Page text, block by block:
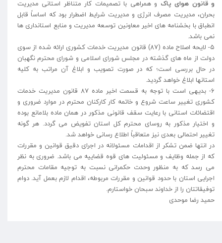
و قانون هوای پاک و همراهی با تصمیمات کار متناظر استانی مدیریت
بحران، مدیریت مصرف انرژی و مدیریت شرایط اضطرار بود که اساساً قابل
انطباق با بخشنامه های اخیر معاونین توسعه مدیریت و منابع استانداری ها
نمی باشد.
۵- لایحه اصلاح ماده (۸۷) قانون مدیریت خدمات کشوری ارائه شده از سوی
دولت از ماه های گذشته در مجلس شورای اسلامی و شورای محترم نگهبان
در حال بررسی است؛ که در صورت تصویب و ابلاغ آن مراتب به کلیه
استانها ابلاغ خواهد گردید.
۶- بدیهی است با توجه به قسمت اخیر ماده ۸۷ قانون مدیریت خدمات
کشوری تغییر ساعت شروع و خاتمه کار کارکنان محترم در موارد ضروری و
اقتضائات استانی با رعایت سقف قانونی مذکور در همان ماده بلامانع بوده
و اختیار مذکور به روسای محترم کل استان تفویض می گردد. هر گونه
تغییر احتمالی بعدی نیز متعاقباً اطلاع رسانی خواهد شد.
در انتها ضمن تشکر از اقدامات مسئولانه در اجرای دقیق قوانین و مقررات
که از جمله وظایف و مسئولیت های قوه قضاییه می باشد. ضروری به نظر
می رسد که به منظور وحدت حکمرانی نسبت به توجیه مقامات محترم
اجرایی استان با حدود قوانین و مقررات مربوطه، اقدام لازم بعمل آید. دوام
توفیقاتتان را از خداوند سبحان خواستارم.
حمید رضا موحدی